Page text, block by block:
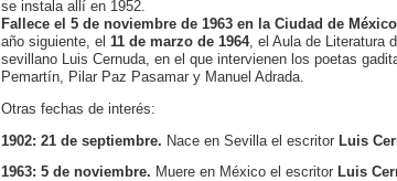
se instala allí en 1952.
Fallece el 5 de noviembre de 1963 en la Ciudad de México
año siguiente, el 11 de marzo de 1964, el Aula de Literatura
sevillano Luis Cernuda, en el que intervienen los poetas
Pemartín, Pilar Paz Pasamar y Manuel Adrada.
Otras fechas de interés:
1902: 21 de septiembre. Nace en Sevilla el escritor Luis
1963: 5 de noviembre. Muere en México el escritor Luis